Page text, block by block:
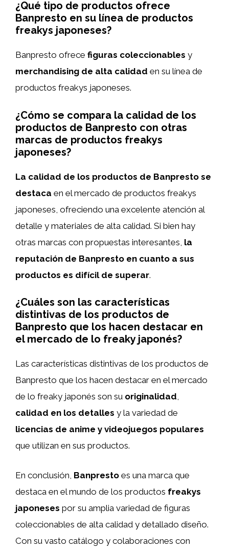
¿Qué tipo de productos ofrece
Banpresto en su línea de productos
freakys japoneses?
Banpresto ofrece figuras coleccionables y
merchandising de alta calidad en su línea de
productos freakys japoneses.
¿Cómo se compara la calidad de los
productos de Banpresto con otras
marcas de productos freakys
japoneses?
La calidad de los productos de Banpresto se
destaca en el mercado de productos freakys
japoneses, ofreciendo una excelente atención al
detalle y materiales de alta calidad. Si bien hay
otras marcas con propuestas interesantes, la
reputación de Banpresto en cuanto a sus
productos es difícil de superar.
¿Cuáles son las características
distintivas de los productos de
Banpresto que los hacen destacar en
el mercado de lo freaky japonés?
Las características distintivas de los productos de
Banpresto que los hacen destacar en el mercado
de lo freaky japonés son su originalidad,
calidad en los detalles y la variedad de
licencias de anime y videojuegos populares
que utilizan en sus productos.
En conclusión, Banpresto es una marca que
destaca en el mundo de los productos freakys
japoneses por su amplia variedad de figuras
coleccionables de alta calidad y detallado diseño.
Con su vasto catálogo y colaboraciones con